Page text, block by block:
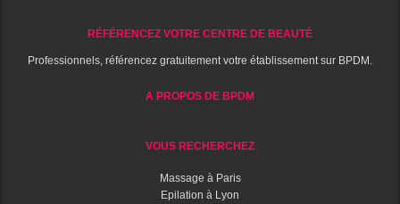
RÉFÉRENCEZ VOTRE CENTRE DE BEAUTÉ
Professionnels, référencez gratuitement votre établissement sur BPDM.
A PROPOS DE BPDM
VOUS RECHERCHEZ
Massage à Paris
Epilation à Lyon